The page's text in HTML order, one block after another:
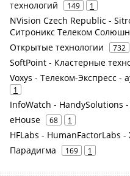
технологий 149 1
NVision Czech Republic -
Ситроникс Телеком
Открытые технологии 732
SoftPoint - Кластерные
Voxys - Телеком-Экспресс -
1
InfoWatch - HandySolutions
eHouse 68 1
HFLabs - HumanFactorLabs
Парадигма 169 1